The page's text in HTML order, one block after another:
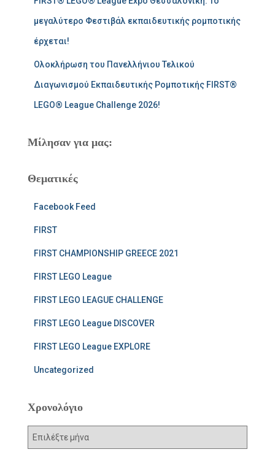
μεγαλύτερο Φεστιβάλ εκπαιδευτικής ρομποτικής
έρχεται!
Ολοκλήρωση του Πανελλήνιου Τελικού
Διαγωνισμού Εκπαιδευτικής Ρομποτικής FIRST®
LEGO® League Challenge 2026!
Μίλησαν για μας:
Θεματικές
Facebook Feed
FIRST
FIRST CHAMPIONSHIP GREECE 2021
FIRST LEGO League
FIRST LEGO LEAGUE CHALLENGE
FIRST LEGO League DISCOVER
FIRST LEGO League EXPLORE
Uncategorized
Χρονολόγιο